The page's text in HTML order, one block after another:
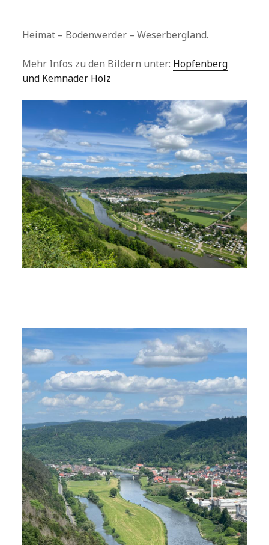
Heimat – Bodenwerder – Weserbergland.
Mehr Infos zu den Bildern unter: Hopfenberg
und Kemnader Holz